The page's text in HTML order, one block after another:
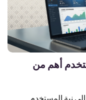
أهم من